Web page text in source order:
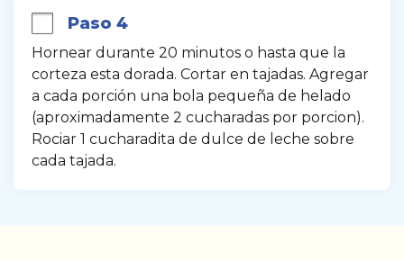
Paso 4
Hornear durante 20 minutos o hasta que la
corteza esta dorada. Cortar en tajadas. Agregar
a cada porción una bola pequeña de helado
(aproximadamente 2 cucharadas por porcion).
Rociar 1 cucharadita de dulce de leche sobre
cada tajada.